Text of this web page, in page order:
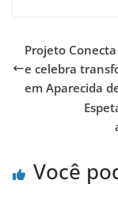
Projeto
e celebra
em Aparecida
Você